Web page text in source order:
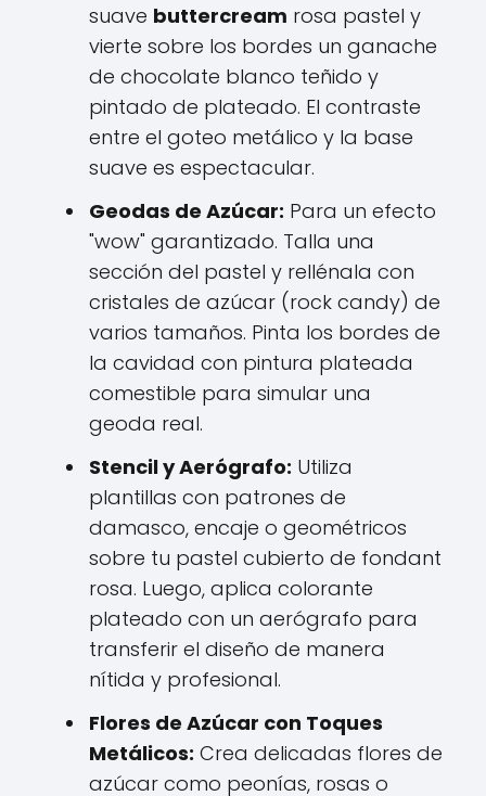
suave buttercream rosa pastel y
vierte sobre los bordes un ganache
de chocolate blanco teñido y
pintado de plateado. El contraste
entre el goteo metálico y la base
suave es espectacular.
Geodas de Azúcar: Para un efecto
"wow" garantizado. Talla una
sección del pastel y rellénala con
cristales de azúcar (rock candy) de
varios tamaños. Pinta los bordes de
la cavidad con pintura plateada
comestible para simular una
geoda real.
Stencil y Aerógrafo: Utiliza
plantillas con patrones de
damasco, encaje o geométricos
sobre tu pastel cubierto de fondant
rosa. Luego, aplica colorante
plateado con un aerógrafo para
transferir el diseño de manera
nítida y profesional.
Flores de Azúcar con Toques
Metálicos: Crea delicadas flores de
azúcar como peonías, rosas o